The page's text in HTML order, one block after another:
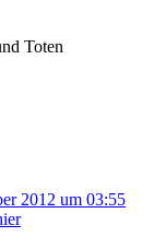
Toten
2012 um 03:55